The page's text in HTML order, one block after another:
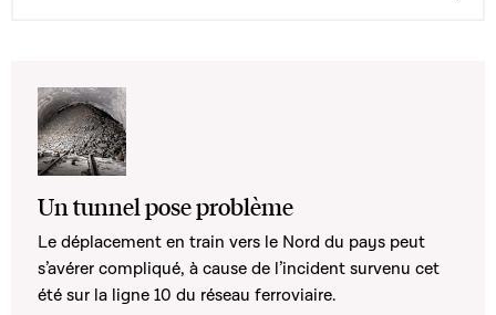
Un tunnel pose problème
Le déplacement en train vers le Nord du pays peut
s’avérer compliqué, à cause de l’incident survenu cet
été sur la ligne 10 du réseau ferroviaire.